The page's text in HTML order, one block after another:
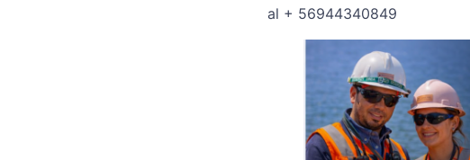
al + 56944340849